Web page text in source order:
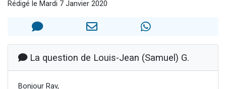
2 nouvelles musiques dans Torah-Box Music
8 personnes viennent de faire un don pour Tsédaka : pauvres d'Israel
2 personnes viennent de faire un don pour 1 Journée de Vacances Pour les Enfants
Rédigé le Mardi 7 Janvier 2020
La question de Louis-Jean (Samuel) G.
Bonjour Rav,